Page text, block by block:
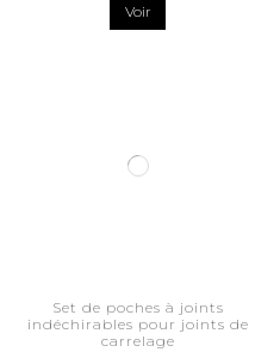
Voir
Set de poches à joints
indéchirables pour joints de
carrelage